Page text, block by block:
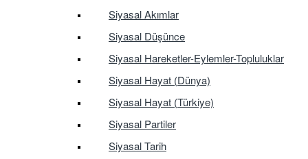
Siyasal Akımlar
Siyasal Düşünce
Siyasal Hareketler-Eylemler-Topluluklar
Siyasal Hayat (Dünya)
Siyasal Hayat (Türkiye)
Siyasal Partiler
Siyasal Tarih